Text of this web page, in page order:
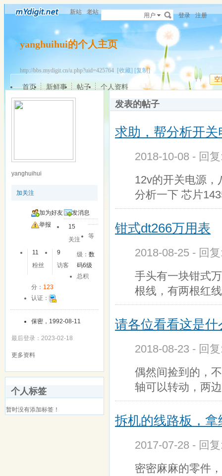
新站 老站 用户 登录 注册
yanghuihui的个人主页
http://bbs.mydigit.cn/u.php?uid=425764 [收藏] [复制]
空
首页 新鲜事 帖子 个人资料
yanghuihui
加关注
加为好友
发消息
举报
15
关注
11
粉丝
9
访客
等
级：数
码6级
总积
分： 123
认证：
保密，1992-08-11
最后登录：2023-02-18
更多资料
个人标签
暂时没有添加标签！
发表的帖子
求助，帮分析开
2018-10-08 - 回
12v的开关电源
分析一下 芯片
钳式dt266万用表
2018-08-25 - 回
手头有一块钳式
根线，有两根红
请各位看看这是
2018-08-23 - 回
偶然间捡到的，
轴可以转动，两
拆机的线路板，
2017-07-28 - 回
密密麻麻的零件